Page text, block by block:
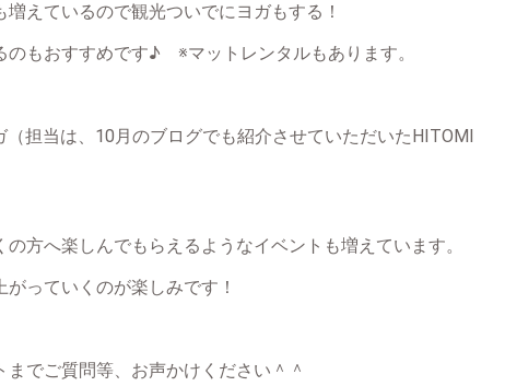
えているので観光ついでにヨガもする！
のもおすすめです♪ ※マットレンタルもあります。
担当は、10月のブログでも紹介させていただいたHITOMI
方へ楽しんでもらえるようなイベントも増えています。
っていくのが楽しみです！
でご質問等、お声かけください＾＾